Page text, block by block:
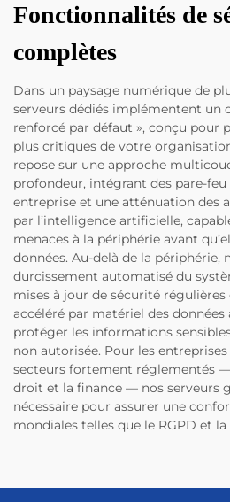
Fonctionnalités de
complètes
Dans un paysage numérique de
serveurs dédiés implémentent un
renforcé par défaut », conçu pour
plus critiques de votre
repose sur une approche
profondeur, intégrant des pare-
entreprise et une atténuation des
par l’intelligence artificielle,
menaces à la périphérie avant
données. Au-delà de la périphérie,
durcissement automatisé du
mises à jour de sécurité
accéléré par matériel des données
protéger les informations
non autorisée. Pour les
secteurs fortement réglementés
droit et la finance — nos serveurs
nécessaire pour assurer une
mondiales telles que le RGPD et la